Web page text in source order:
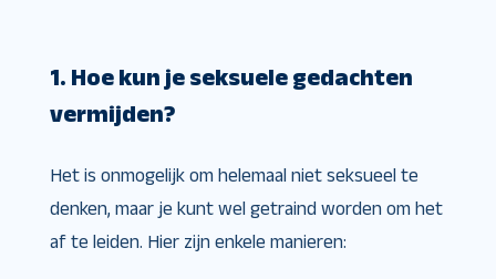
1. Hoe kun je seksuele gedachten
vermijden?
Het is onmogelijk om helemaal niet seksueel te
denken, maar je kunt wel getraind worden om het
af te leiden. Hier zijn enkele manieren: